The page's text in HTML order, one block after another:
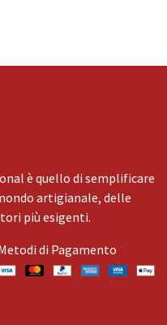
è quello di semplificare
artigianale, delle
più esigenti.
di Pagamento